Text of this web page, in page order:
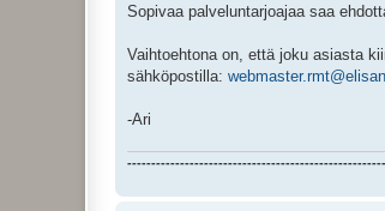
Sopivaa palveluntarjoajaa saa
Vaihtoehtona on, että joku asiasta
sähköpostilla:
-Ari